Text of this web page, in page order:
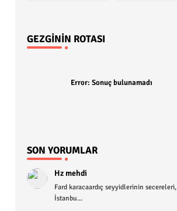
GEZGININ ROTASI
Error: Sonuç bulunamadı
SON YORUMLAR
Hz mehdi
Fard karacaardıç seyyidlerinin secereleri,
İstanbu...